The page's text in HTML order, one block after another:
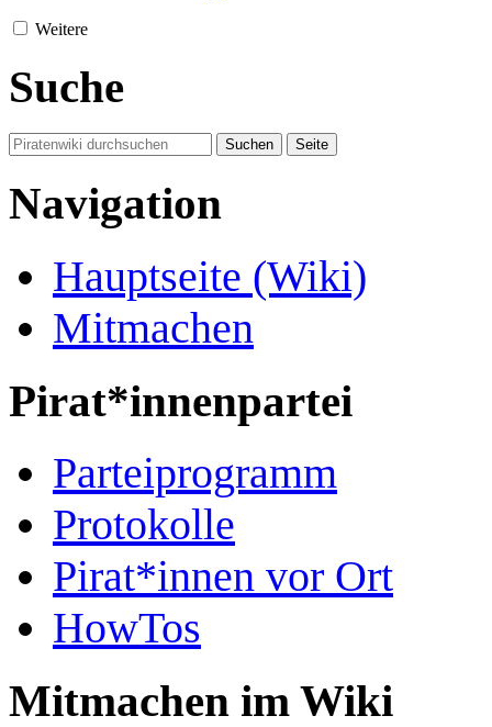
Weitere
Suche
Navigation
Hauptseite (Wiki)
Mitmachen
Pirat*innenpartei
Parteiprogramm
Protokolle
Pirat*innen vor Ort
HowTos
Mitmachen im Wiki